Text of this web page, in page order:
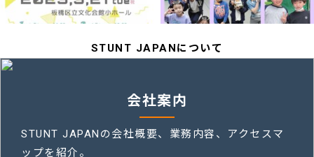
STUNT JAPANについて
会社案内
STUNT JAPANの会社概要、業務内容、
アクセスマ
ップを紹介。